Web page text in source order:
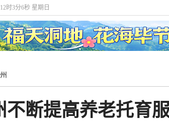
时3分7秒 星期日
不断提高养老托育